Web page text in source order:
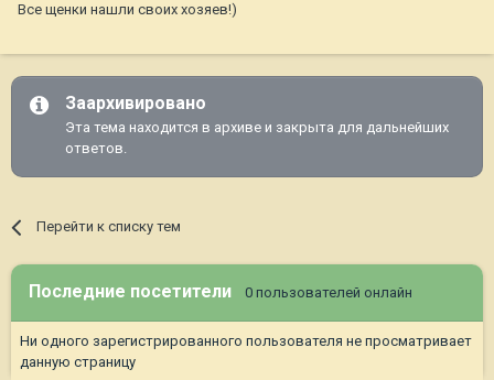
Все щенки нашли своих хозяев!)
Заархивировано
Эта тема находится в архиве и закрыта для дальнейших
ответов.
Перейти к списку тем
Последние посетители 0 пользователей онлайн
Ни одного зарегистрированного пользователя не просматривает
данную страницу